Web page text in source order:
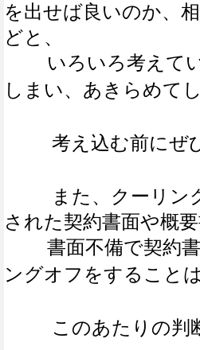
を出せば良いのか、
どと、
いろいろ考えてい
しまい、あきらめて
考え込む前にぜ
また、クーリン
された契約書面や概
書面不備で契約書
ングオフをすること
このあたりの判